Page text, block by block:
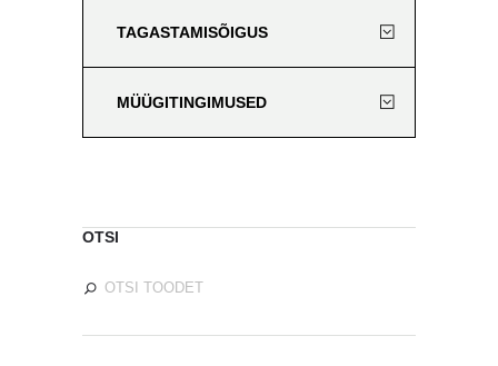
TAGASTAMISÕIGUS
MÜÜGITINGIMUSED
OTSI